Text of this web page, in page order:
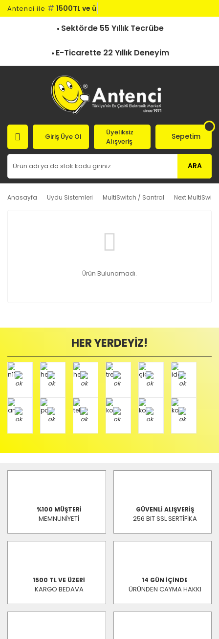
Antenci ile # 1500TL ve üz
Sektörde 55 Yıllık Tecrübe
E-Ticarette 22 Yıllık Deneyim
ARA
Giriş Üye Ol
Üyeliksiz
Alışveriş
Sepetim
Anasayfa Uydu Sistemleri MultiSwitch / Santral Next
Ürün Bulunamadı.
HER YERDEYİZ!
%100 MÜŞTERİ
MEMNUNİYETİ
GÜVENLİ ALIŞVERİŞ
256 BIT SSL SERTİFİKA
1500 TL VE ÜZERİ
KARGO BEDAVA
14 GÜN İÇİNDE
ÜRÜNDEN CAYMA HAKKI